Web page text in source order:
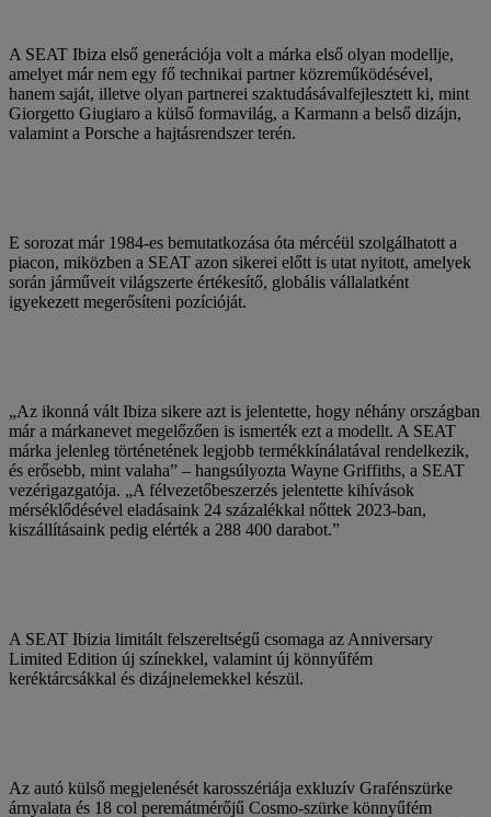
A SEAT Ibiza első generációja volt a márka első olyan modellje,
amelyet már nem egy fő technikai partner közreműködésével,
hanem saját, illetve olyan partnerei szaktudásávalfejlesztett ki, mint
Giorgetto Giugiaro a külső formavilág, a Karmann a belső dizájn,
valamint a Porsche a hajtásrendszer terén.
E sorozat már 1984-es bemutatkozása óta mércéül szolgálhatott a
piacon, miközben a SEAT azon sikerei előtt is utat nyitott, amelyek
során járműveit világszerte értékesítő, globális vállalatként
igyekezett megerősíteni pozícióját.
„Az ikonná vált Ibiza sikere azt is jelentette, hogy néhány országban
már a márkanevet megelőzően is ismerték ezt a modellt. A SEAT
márka jelenleg történetének legjobb termékkínálatával rendelkezik,
és erősebb, mint valaha” – hangsúlyozta Wayne Griffiths, a SEAT
vezérigazgatója. „A félvezetőbeszerzés jelentette kihívások
mérséklődésével eladásaink 24 százalékkal nőttek 2023-ban,
kiszállításaink pedig elérték a 288 400 darabot.”
A SEAT Ibizia limitált felszereltségű csomaga az Anniversary
Limited Edition új színekkel, valamint új könnyűfém
keréktárcsákkal és dizájnelemekkel készül.
Az autó külső megjelenését karosszériája exkluzív Grafénszürke
árnyalata és 18 col peremátmérőjű Cosmo-szürke könnyűfém